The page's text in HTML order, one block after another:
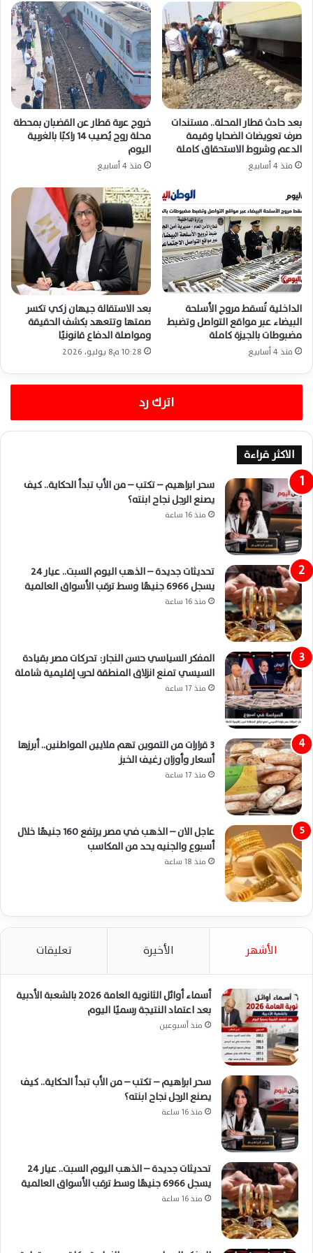
بعد حادث قطار المحلة.. مستندات
صرف تعويضات الضحايا وقيمة
الدعم وشروط الاستحقاق كاملة
منذ 4 أسابيع
خروج عربة قطار عن القضبان بمحطة
محلة روح يُصيب 14 راكبًا بالغربية
اليوم
منذ 4 أسابيع
الداخلية تُسقط مروج الأسلحة
البيضاء عبر مواقع التواصل وتضبط
مضبوطات بالجيزة كاملة
منذ 4 أسابيع
بعد الاستقالة جيهان زكي تكسر
صمتها وتتعهد بكشف الحقيقة
ومواصلة الدفاع قانونيًا
10:28 م8 يوليو، 2026
اترك رد
الاكثر قراءة
سحر ابراهيم – تكتب – من الأب تبدأ الحكاية.. كيف
يصنع الرجل نجاح ابنته؟
منذ 16 ساعة
تحديثات جديدة – الذهب اليوم السبت.. عيار 24
يسجل 6966 جنيهًا وسط ترقب الأسواق العالمية
منذ 16 ساعة
المفكر السياسي حسن النجار: تحركات مصر بقيادة
السيسي تمنع انزلاق المنطقة لحرب إقليمية شاملة
منذ 17 ساعة
3 قرارات من التموين تهم ملايين المواطنين.. أبرزها
أسعار وأوزان رغيف الخبز
منذ 17 ساعة
عاجل الان – الذهب في مصر يرتفع 160 جنيهًا خلال
أسبوع والجنيه يحد من المكاسب
منذ 18 ساعة
الأشهر الأخيرة تعليقات
أسماء أوائل الثانوية العامة 2026 بالشعبة الأدبية
بعد اعتماد النتيجة رسميًا اليوم
منذ أسبوعين
سحر ابراهيم – تكتب – من الأب تبدأ الحكاية.. كيف
يصنع الرجل نجاح ابنته؟
منذ 16 ساعة
تحديثات جديدة – الذهب اليوم السبت.. عيار 24
يسجل 6966 جنيهًا وسط ترقب الأسواق العالمية
منذ 16 ساعة